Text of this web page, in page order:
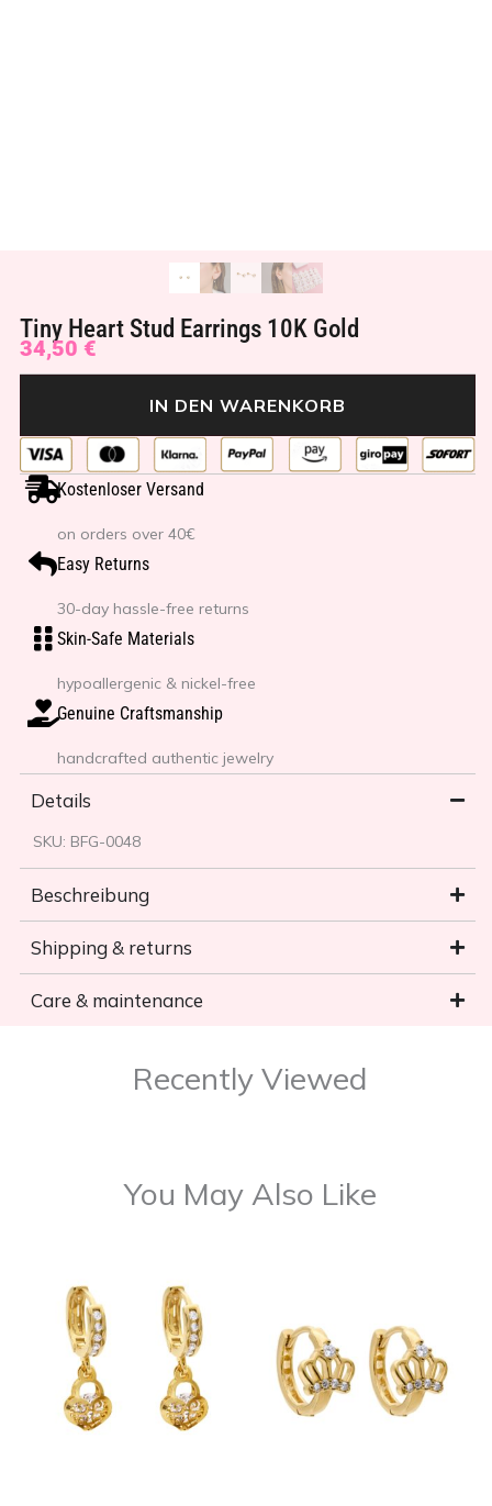
Tiny Heart Stud Earrings 10K Gold
34,50 €
IN DEN WARENKORB
Kostenloser Versand
on orders over 40€
Easy Returns
30-day hassle-free returns
Skin-Safe Materials
hypoallergenic & nickel-free
Genuine Craftsmanship
handcrafted authentic jewelry
Details
SKU: BFG-0048
Beschreibung
Shipping & returns
Care & maintenance
Recently Viewed
You May Also Like